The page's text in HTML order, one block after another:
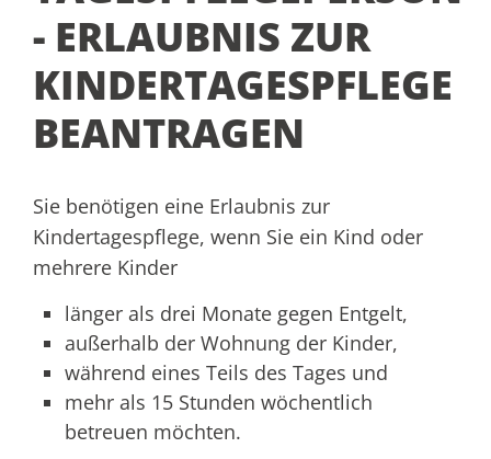
- ERLAUBNIS ZUR
KINDERTAGESPFLEGE
BEANTRAGEN
Sie benötigen eine Erlaubnis zur
Kindertagespflege, wenn Sie ein Kind oder
mehrere Kinder
länger als drei Monate gegen Entgelt,
außerhalb der Wohnung der Kinder,
während eines Teils des Tages und
mehr als 15 Stunden wöchentlich
betreuen möchten.